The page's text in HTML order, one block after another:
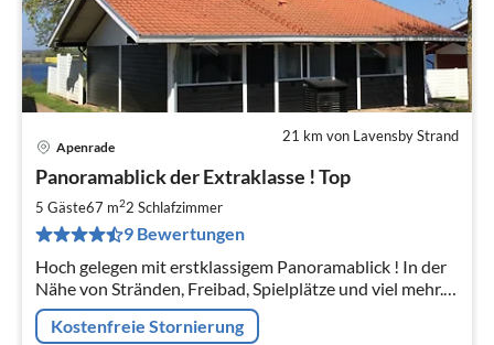
21 km von Lavensby Strand
Apenrade
Panoramablick der Extraklasse ! Top
5 Gäste67 m22 Schlafzimmer
9 Bewertungen
Hoch gelegen mit erstklassigem Panoramablick ! In der
Nähe von Stränden, Freibad, Spielplätze und viel mehr.
Ganzjährig zu Vermieten ! Freies WLAN und viele
deutsche TV-Programme.
Kostenfreie Stornierung